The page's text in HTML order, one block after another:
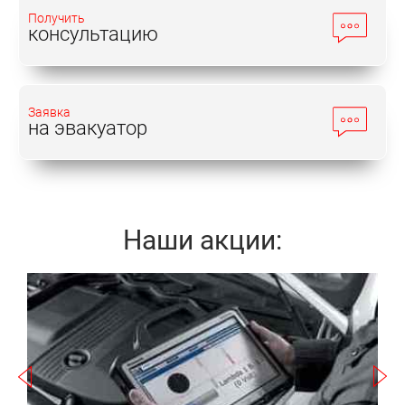
ремонт трансмиссии Митсубиши
Паджеро Спорт;
Митсубиши Паджеро Спорт;
замену масла в трансмиссии
узла запчасти можно на складе автосервиса.
Предоставляется гарантия!
Когда необходим ремонт
трансмиссии Митсубиши
Получить
консультацию
Заявка
на эвакуатор
Наши акции:
Записаться